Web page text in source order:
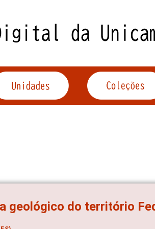
geológico do território